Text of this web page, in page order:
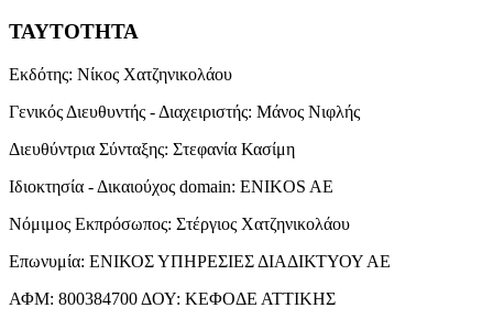
ΤΑΥΤΟΤΗΤΑ
Εκδότης: Νίκος Χατζηνικολάου
Γενικός Διευθυντής - Διαχειριστής: Μάνος Νιφλής
Διευθύντρια Σύνταξης: Στεφανία Κασίμη
Ιδιοκτησία - Δικαιούχος domain: ENIKOS AE
Νόμιμος Εκπρόσωπος: Στέργιος Χατζηνικολάου
Επωνυμία: ΕΝΙΚΟΣ ΥΠΗΡΕΣΙΕΣ ΔΙΑΔΙΚΤΥΟΥ ΑΕ
ΑΦΜ: 800384700 ΔΟΥ: ΚΕΦΟΔΕ ΑΤΤΙΚΗΣ